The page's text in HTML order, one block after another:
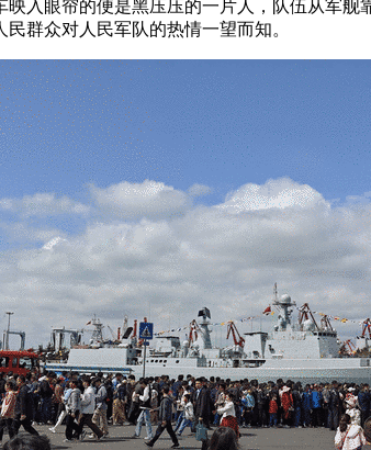
映入眼帘的便是黑压压的一片人，队伍从军舰
民群众对人民军队的热情一望而知。